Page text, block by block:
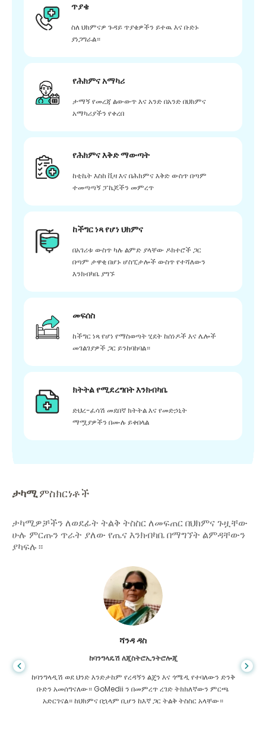
ጥያቄ
ስለ ህክምናዎ ጉዳይ ጥያቄዎችን ይተዉ እና ቡድኑ
ያነጋግራል።
የሕክምና አማካሪ
ታማኝ የመረጃ ልውውጥ እና አንድ በአንድ በህክምና
አማካሪያችን የቀረበ
የሕክምና እቅድ ማውጣት
ከቲኬት እስከ ቪዛ እና በሕክምና እቅድ ውስጥ በጣም
ተመጣጣኝ ፓኬጆችን መምረጥ
ከችግር ነጻ የሆነ ህክምና
በአገሪቱ ውስጥ ካሉ ልምድ ያላቸው ዶክተሮች ጋር
በጣም ታዋቂ በሆኑ ሆስፒታሎች ውስጥ የተሻለውን
እንክብካቤ ያግኙ
መፍሰስ
ከችግር ነጻ የሆነ የማስወጣት ሂደት ከሰነዶች እና ሌሎች
መገልገያዎች ጋር ይንከባከባል።
ክትትል የሚደረግበት እንክብካቤ
ድህረ-ፈሳሽ መደበኛ ክትትል እና የመድኃኒት
ማሟያዎችን በሙሉ ይቀበላል
ታካሚምስክርነቶች
ታካሚዎቻችን ለወደፊት ትልቅ ትስስር ለመፍጠር በህክምና ጉዟቸው
ሁሉ ምርጡን ጥራት ያለው የጤና እንክብካቤ በማግኘት ልምዳቸውን
ያካፍሉ።
ሻንዳ ዳስ
ከባንግላዴሽ ለጂስትሮኢንትሮሎጂ
ከባንግላዲሽ ወደ ህንድ እንድታከም የረዳኝን ልጄን እና ጎሜዲ የተባለውን ድንቅ
ቡድን አመሰግናለው። GoMedii ን በመምረጥ ረገድ ትክክለኛውን ምርጫ
አድርገናል። ከህክምና በኋላም ቢሆን ከእኛ ጋር ትልቅ ትስስር አላቸው።